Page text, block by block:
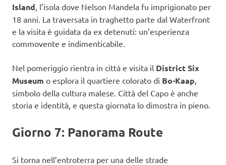
Island , l’isola dove Nelson Mandela fu imprigionato per
18 anni. La traversata in traghetto parte dal Waterfront
e la visita è guidata da ex detenuti: un’esperienza
commovente e indimenticabile.
Nel pomeriggio rientra in città e visita il District Six
Museum o esplora il quartiere colorato di Bo-Kaap
simbolo della cultura malese. Città del Capo è anche
storia e identità, e questa giornata lo dimostra in pieno.
Giorno 7: Panorama Route
Si torna nell’entroterra per una delle strade